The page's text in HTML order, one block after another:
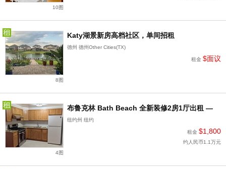
10图
8图
Katy湖景新房高档社区，单间招租
德州 德州Other Cities(TX)
租金 $面议
4图
布鲁克林 Bath Beach 全新装修2房1厅出租 —
纽约州 纽约
租金 $1,800
约人民币1.1万元